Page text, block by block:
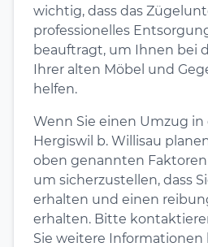
wichtig, dass das
professionelles
beauftragt, um Ihnen bei
Ihrer alten Möbel und
helfen.
Wenn Sie einen Umzug in
Hergiswil b. Willisau
oben genannten
um sicherzustellen, dass
erhalten und einen
erhalten. Bitte
Sie weitere